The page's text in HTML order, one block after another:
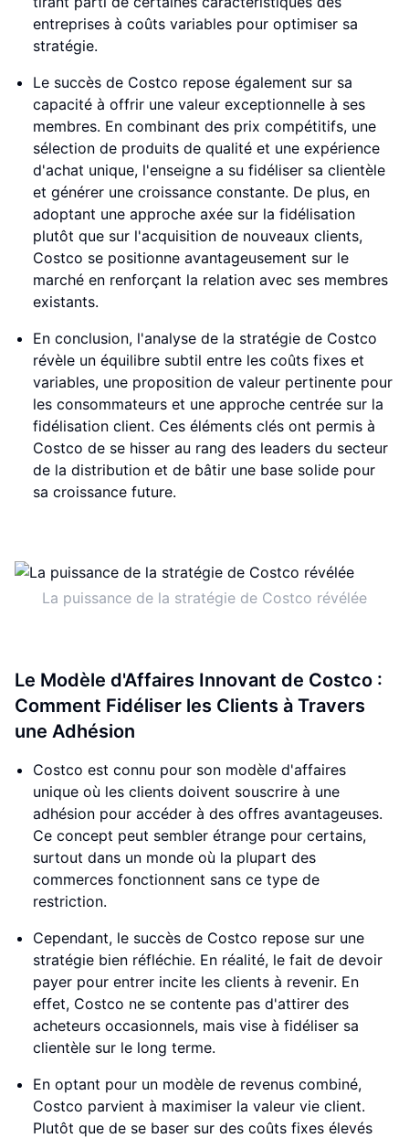
entreprises à coûts variables pour optimiser sa
stratégie.
Le succès de Costco repose également sur sa
capacité à offrir une valeur exceptionnelle à ses
membres. En combinant des prix compétitifs, une
sélection de produits de qualité et une expérience
d'achat unique, l'enseigne a su fidéliser sa clientèle
et générer une croissance constante. De plus, en
adoptant une approche axée sur la fidélisation
plutôt que sur l'acquisition de nouveaux clients,
Costco se positionne avantageusement sur le
marché en renforçant la relation avec ses membres
existants.
En conclusion, l'analyse de la stratégie de Costco
révèle un équilibre subtil entre les coûts fixes et
variables, une proposition de valeur pertinente pour
les consommateurs et une approche centrée sur la
fidélisation client. Ces éléments clés ont permis à
Costco de se hisser au rang des leaders du secteur
de la distribution et de bâtir une base solide pour
sa croissance future.
La puissance de la stratégie de Costco révélée
Le Modèle d'Affaires Innovant de Costco :
Comment Fidéliser les Clients à Travers
une Adhésion
Costco est connu pour son modèle d'affaires
unique où les clients doivent souscrire à une
adhésion pour accéder à des offres avantageuses.
Ce concept peut sembler étrange pour certains,
surtout dans un monde où la plupart des
commerces fonctionnent sans ce type de
restriction.
Cependant, le succès de Costco repose sur une
stratégie bien réfléchie. En réalité, le fait de devoir
payer pour entrer incite les clients à revenir. En
effet, Costco ne se contente pas d'attirer des
acheteurs occasionnels, mais vise à fidéliser sa
clientèle sur le long terme.
En optant pour un modèle de revenus combiné,
Costco parvient à maximiser la valeur vie client.
Plutôt que de se baser sur des coûts fixes élevés